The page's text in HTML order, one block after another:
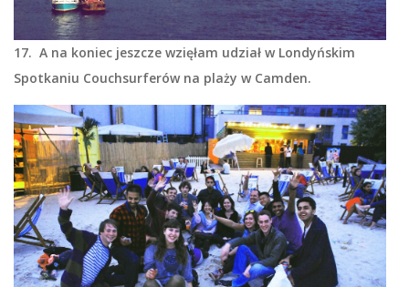
17. A na koniec jeszcze wzięłam udział w Londyńskim
Spotkaniu Couchsurferów na plaży w Camden.